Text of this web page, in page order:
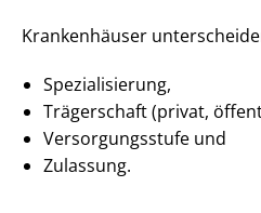
Krankenhäuser
Spezialisierung,
Trägerschaft (privat,
Ver­sor­gungs­stu­fe und
Zulassung.